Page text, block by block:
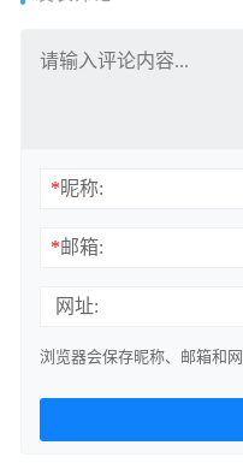
*昵称:
*邮箱:
网址:
浏览器会保存昵称、邮箱和